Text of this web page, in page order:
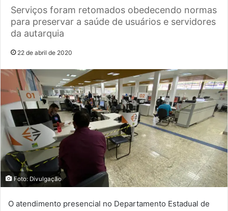
Serviços foram retomados obedecendo normas
para preservar a saúde de usuários e servidores
da autarquia
22 de abril de 2020
Foto: Divulgação
O atendimento presencial no Departamento Estadual de